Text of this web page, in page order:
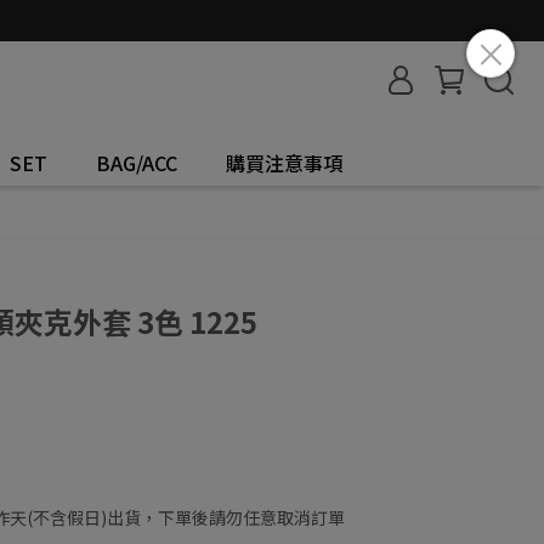
SET BAG/ACC 購買注意事項
夾克外套 3色 1225
(不含假日)出貨，下單後請勿任意取消訂單